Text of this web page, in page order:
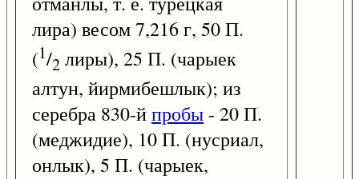
лира) весом 7,216 г, 50 П.
(1/2 лиры), 25 П. (чарыек
алтун, йирмибешлык); из
серебра 830-йпробы - 20 П.
(меджидие), 10 П. (нусриал,
онлык), 5 П. (чарыек,